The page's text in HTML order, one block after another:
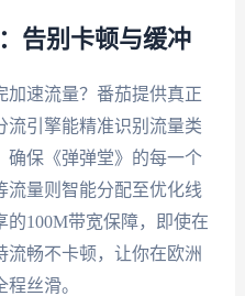
告别卡顿与缓冲
加速流量？番茄提供真正
流引擎能精准识别流量类
确保《弹弹堂》的每一个
流量则智能分配至优化线
100M带宽保障，即使在
流畅不卡顿，让你在欧洲
丝滑。